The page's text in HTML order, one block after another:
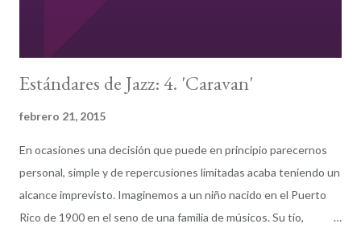
Estándares de Jazz: 4. 'Caravan'
febrero 21, 2015
En ocasiones una decisión que puede en principio parecernos
personal, simple y de repercusiones limitadas acaba teniendo un
alcance imprevisto. Imaginemos a un niño nacido en el Puerto
Rico de 1900 en el seno de una familia de músicos. Su tío,